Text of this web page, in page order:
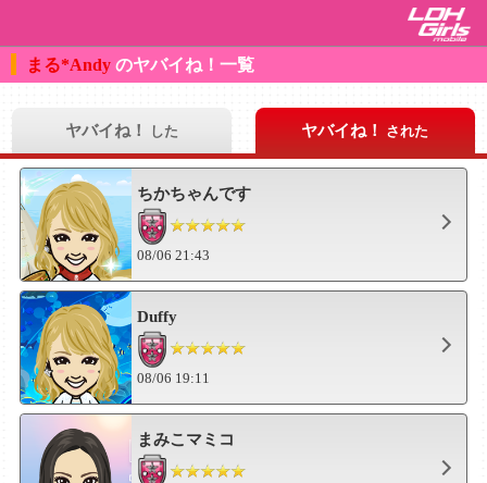
まる*Andy のヤバイね！一覧
ヤバイね！ した ヤバイね！ された
ちかちゃんです
08/06 21:43
Duffy
08/06 19:11
まみこマミコ